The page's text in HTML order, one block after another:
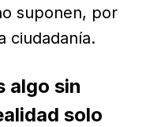
suponen, por
ciudadanía.
algo sin
solo